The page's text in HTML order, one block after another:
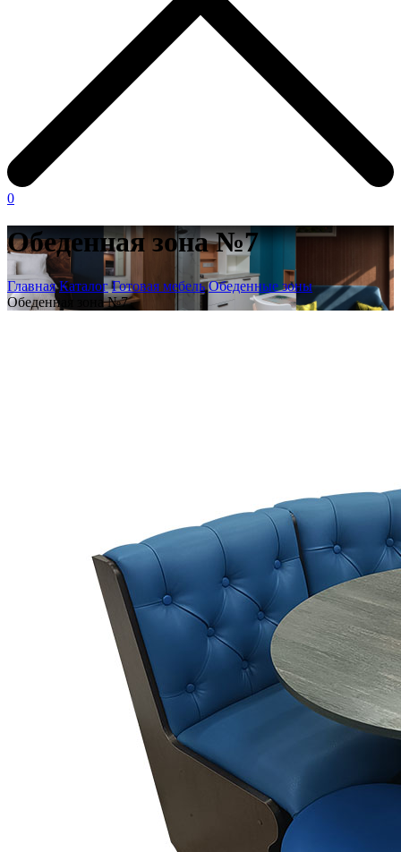
0
Обеденная зона №7
Главная Каталог Готовая мебель Обеденные зоны
Обеденная зона №7